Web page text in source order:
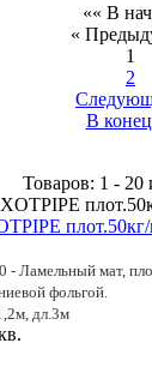
«« В
«
1
2
В
Товаров: 1 - 20
Ламельный мат,
фольгой.
дл.3м